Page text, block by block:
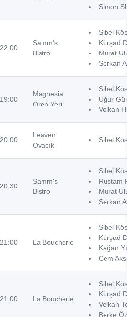
Simon
22:00
Samm's
Bistro
Sibel
Kürşad
Murat
Serkan
19:00
Magnesia
Ören Yeri
Sibel
Uğur
Volkan
20:00
Leaven
Ovacık
Sibel
20:30
Samm's
Bistro
Sibel
Rustam
Murat
Serkan
21:00 La Boucherie
Sibel
Kürşad
Kağan
Cem
21:00 La Boucherie
Sibel
Kürşad
Volkan
Berke